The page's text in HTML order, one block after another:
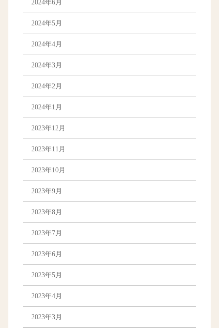
2024年6月
2024年5月
2024年4月
2024年3月
2024年2月
2024年1月
2023年12月
2023年11月
2023年10月
2023年9月
2023年8月
2023年7月
2023年6月
2023年5月
2023年4月
2023年3月